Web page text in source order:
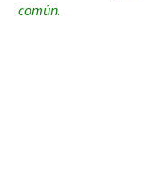
común.